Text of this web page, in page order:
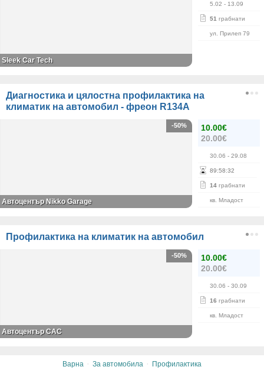
5.02 - 13.09
51 грабнати
ул. Прилеп 79
Sleek Car Tech
Диагностика и цялостна профилактика на
климатик на автомобил - фреон R134А
10.00€
20.00€
30.06 - 29.08
89:58:32
14 грабнати
кв. Младост
-50%
Автоцентър Nikko Garage
Профилактика на климатик на автомобил
10.00€
20.00€
30.06 - 30.09
16 грабнати
кв. Младост
-50%
Автоцентър САС
Варна · За автомобила · Профилактика